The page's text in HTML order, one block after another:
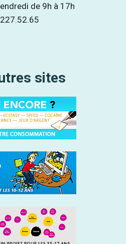
de 9h à 17h
sites